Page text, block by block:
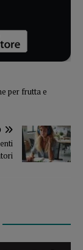
per frutta e